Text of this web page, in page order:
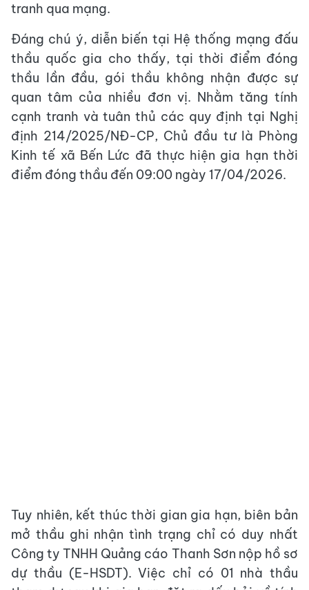
tranh qua mạng.
Đáng chú ý, diễn biến tại Hệ thống mạng đấu
thầu quốc gia cho thấy, tại thời điểm đóng
thầu lần đầu, gói thầu không nhận được sự
quan tâm của nhiều đơn vị. Nhằm tăng tính
cạnh tranh và tuân thủ các quy định tại Nghị
định 214/2025/NĐ-CP, Chủ đầu tư là Phòng
Kinh tế xã Bến Lức đã thực hiện gia hạn thời
điểm đóng thầu đến 09:00 ngày 17/04/2026.
Tuy nhiên, kết thúc thời gian gia hạn, biên bản
mở thầu ghi nhận tình trạng chỉ có duy nhất
Công ty TNHH Quảng cáo Thanh Sơn nộp hồ sơ
dự thầu (E-HSDT). Việc chỉ có 01 nhà thầu